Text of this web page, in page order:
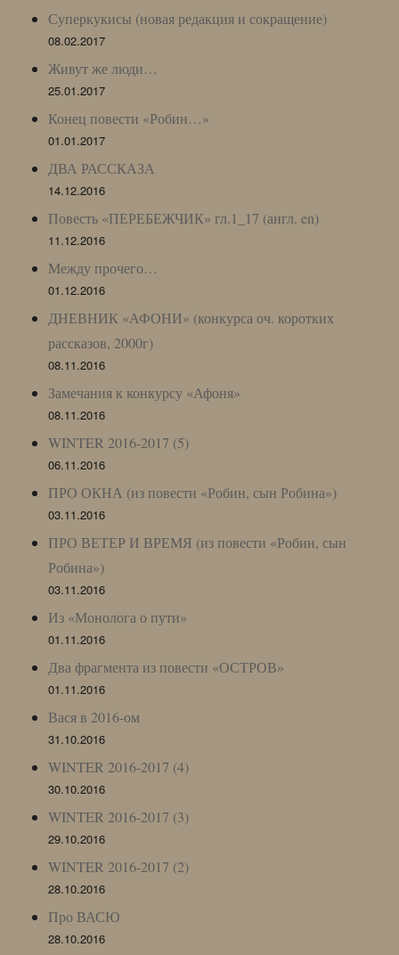
Суперкукисы (новая редакция и сокращение)
08.02.2017
Живут же люди…
25.01.2017
Конец повести «Робин…»
01.01.2017
ДВА РАССКАЗА
14.12.2016
Повесть «ПЕРЕБЕЖЧИК» гл.1_17 (англ. en)
11.12.2016
Между прочего…
01.12.2016
ДНЕВНИК «АФОНИ» (конкурса оч. коротких
рассказов, 2000г)
08.11.2016
Замечания к конкурсу «Афоня»
08.11.2016
WINTER 2016-2017 (5)
06.11.2016
ПРО ОКНА (из повести «Робин, сын Робина»)
03.11.2016
ПРО ВЕТЕР И ВРЕМЯ (из повести «Робин, сын
Робина»)
03.11.2016
Из «Монолога о пути»
01.11.2016
Два фрагмента из повести «ОСТРОВ»
01.11.2016
Вася в 2016-ом
31.10.2016
WINTER 2016-2017 (4)
30.10.2016
WINTER 2016-2017 (3)
29.10.2016
WINTER 2016-2017 (2)
28.10.2016
Про ВАСЮ
28.10.2016